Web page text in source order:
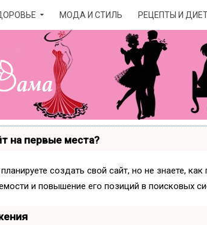
МОДА И СТИЛЬ РЕЦЕПТЫ И
на первые места?
создать свой сайт, но не знаете,
и повышение его позиций в поисковых